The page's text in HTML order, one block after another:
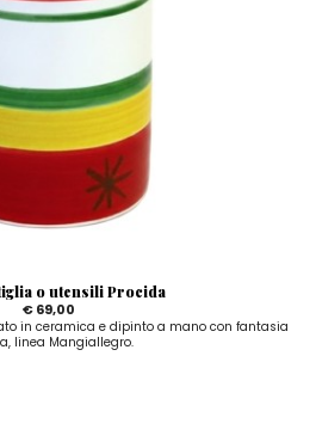
o utensili Procida
€ 69,00
in ceramica e dipinto a mano con fantasia
linea Mangiallegro.